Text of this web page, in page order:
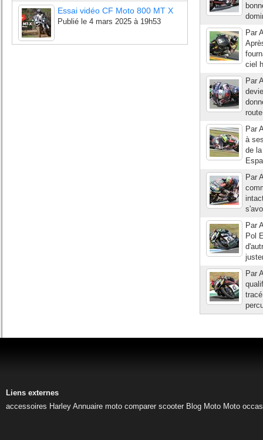
Essai vidéo CF Moto 800 MT X
Publié le 4 mars 2025 à 19h53
Par
ciel
Par
Par
à
de
Par
Par
Pol
Par
Liens externes
accessoires Harley Annuaire moto comparer scooter Blog Moto Moto